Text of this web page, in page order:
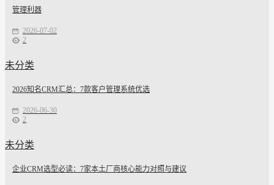
管理利器
2026-07-02
2
未分类
2026知名CRM汇总：7款客户管理系统优选
2026-06-30
2
未分类
企业CRM选型必读：7家本土厂商核心能力对照与建议